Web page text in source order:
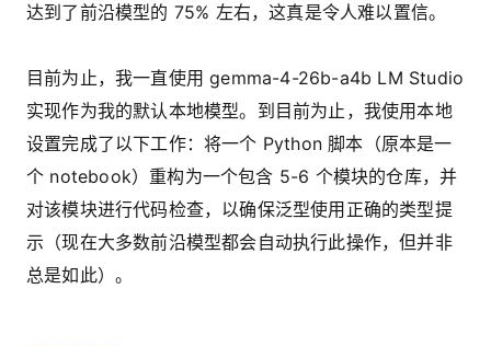
达到了前沿模型的 75% 左右，这真是令人难以置信。
目前为止，我一直使用 gemma-4-26b-a4b LM Studio
实现作为我的默认本地模型。到目前为止，我使用本地
设置完成了以下工作：将一个 Python 脚本（原本是一
个 notebook）重构为一个包含 5-6 个模块的仓库，并
对该模块进行代码检查，以确保泛型使用正确的类型提
示（现在大多数前沿模型都会自动执行此操作，但并非
总是如此）。